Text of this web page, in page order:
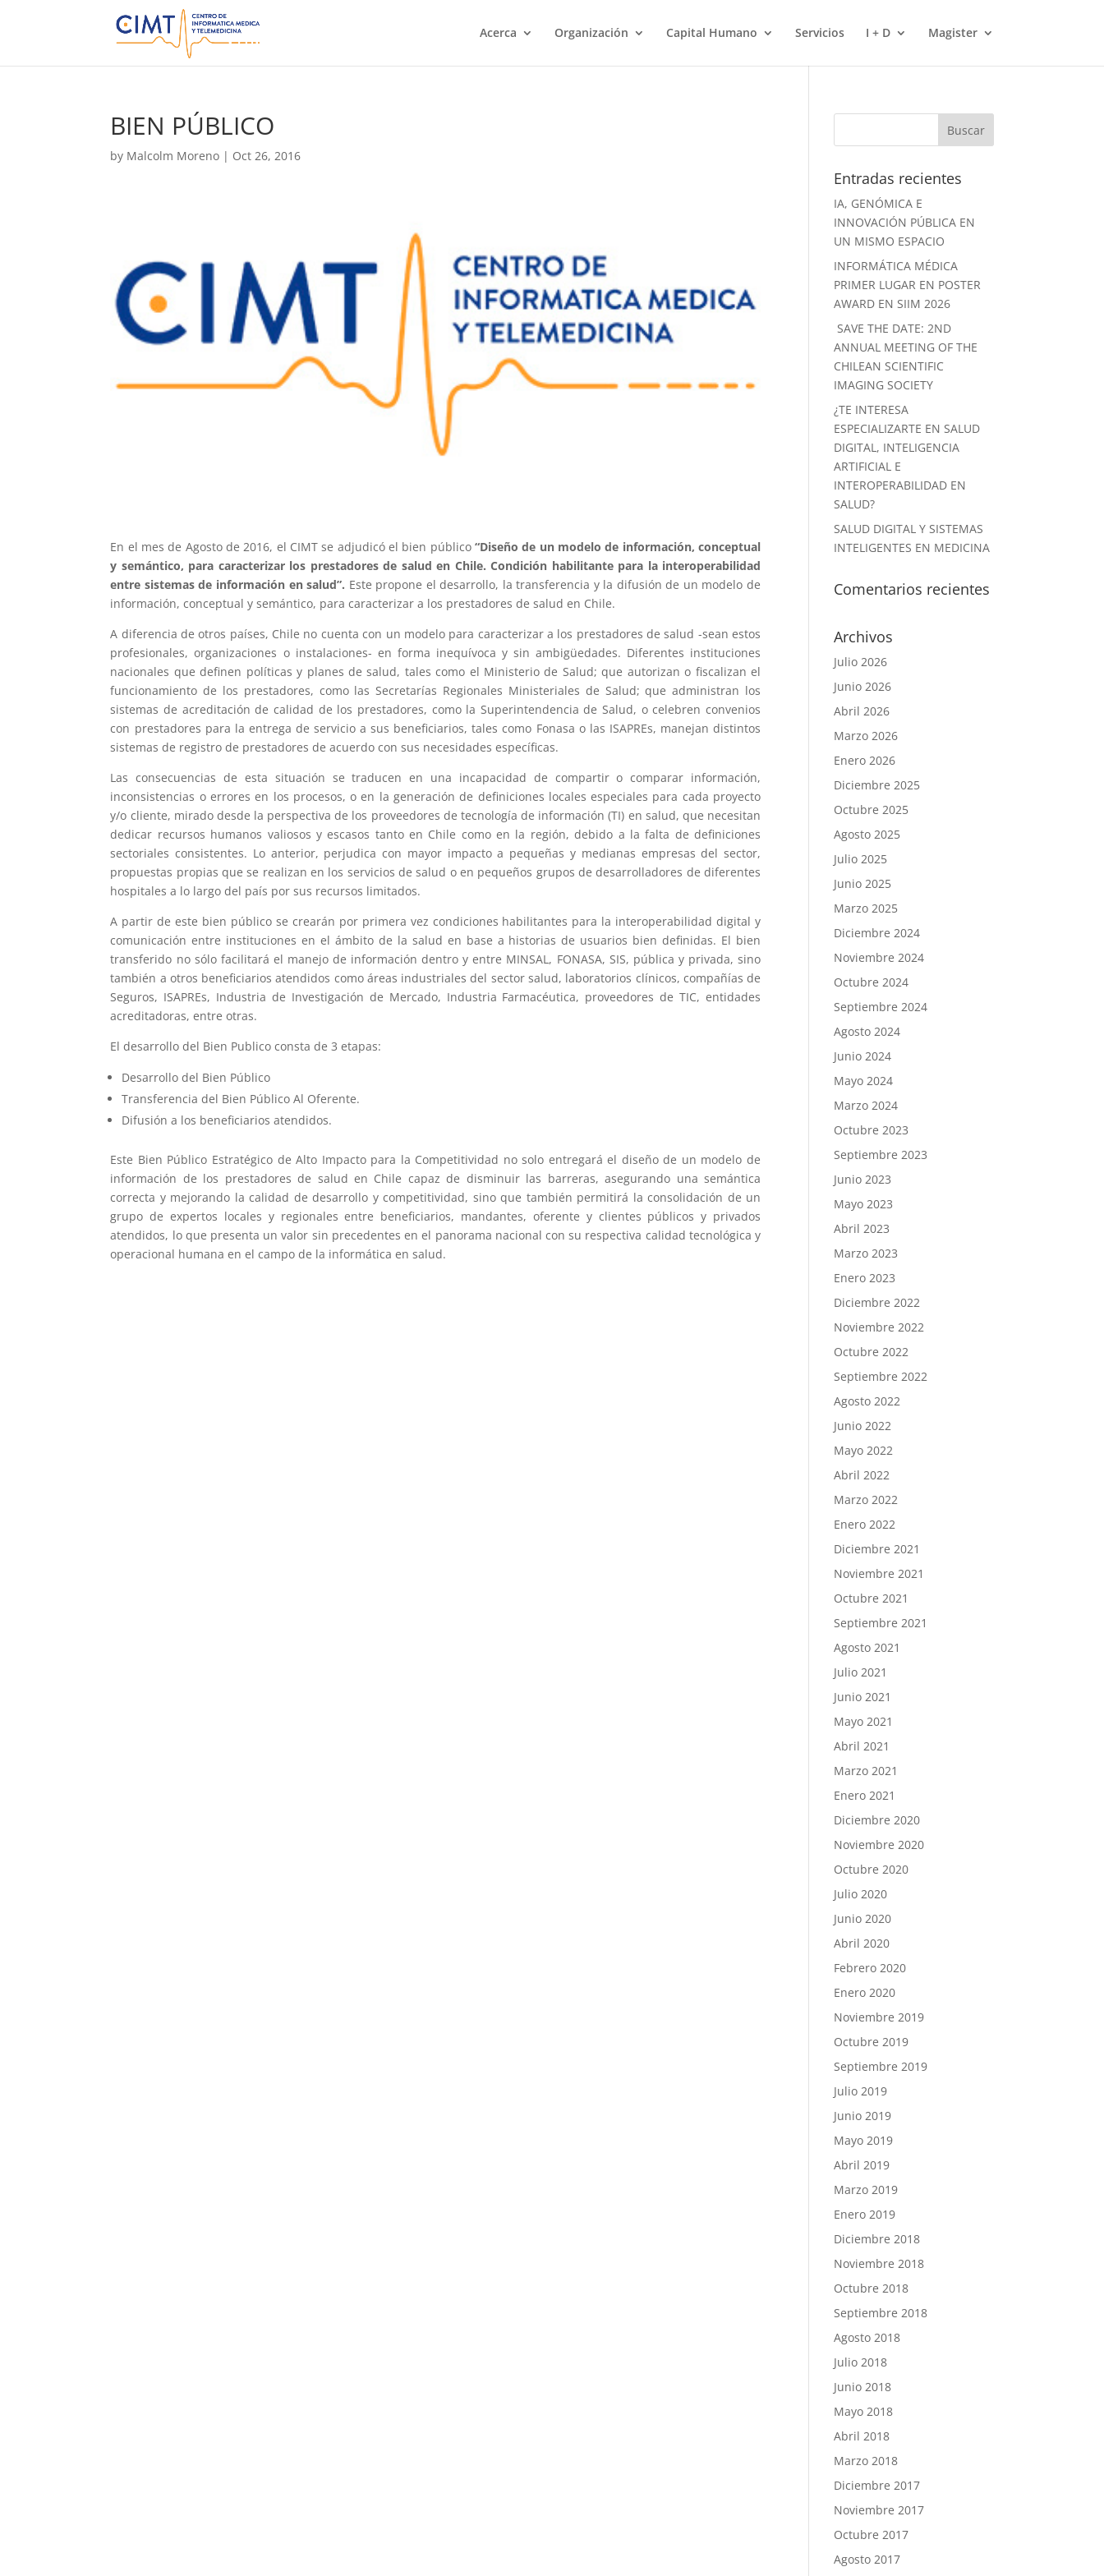
Acerca Organización Capital Humano Servicios I + D Magister
BIEN PÚBLICO
by Malcolm Moreno | Oct 26, 2016
En el mes de Agosto de 2016, el CIMT se adjudicó el bien público“Diseño de un modelo de información, conceptual
y semántico, para caracterizar los prestadores de salud en Chile. Condición habilitante para la interoperabilidad
entre sistemas de información en salud”. Este propone el desarrollo, la transferencia y la difusión de un modelo de
información, conceptual y semántico, para caracterizar a los prestadores de salud en Chile.
A diferencia de otros países, Chile no cuenta con un modelo para caracterizar a los prestadores de salud -sean estos
profesionales, organizaciones o instalaciones- en forma inequívoca y sin ambigüedades. Diferentes instituciones
nacionales que definen políticas y planes de salud, tales como el Ministerio de Salud; que autorizan o fiscalizan el
funcionamiento de los prestadores, como las Secretarías Regionales Ministeriales de Salud; que administran los
sistemas de acreditación de calidad de los prestadores, como la Superintendencia de Salud, o celebren convenios
con prestadores para la entrega de servicio a sus beneficiarios, tales como Fonasa o las ISAPREs, manejan distintos
sistemas de registro de prestadores de acuerdo con sus necesidades específicas.
Las consecuencias de esta situación se traducen en una incapacidad de compartir o comparar información,
inconsistencias o errores en los procesos, o en la generación de definiciones locales especiales para cada proyecto
y/o cliente, mirado desde la perspectiva de los proveedores de tecnología de información (TI) en salud, que necesitan
dedicar recursos humanos valiosos y escasos tanto en Chile como en la región, debido a la falta de definiciones
sectoriales consistentes. Lo anterior, perjudica con mayor impacto a pequeñas y medianas empresas del sector,
propuestas propias que se realizan en los servicios de salud o en pequeños grupos de desarrolladores de diferentes
hospitales a lo largo del país por sus recursos limitados.
A partir de este bien público se crearán por primera vez condiciones habilitantes para la interoperabilidad digital y
comunicación entre instituciones en el ámbito de la salud en base a historias de usuarios bien definidas. El bien
transferido no sólo facilitará el manejo de información dentro y entre MINSAL, FONASA, SIS, pública y privada, sino
también a otros beneficiarios atendidos como áreas industriales del sector salud, laboratorios clínicos, compañías de
Seguros, ISAPREs, Industria de Investigación de Mercado, Industria Farmacéutica, proveedores de TIC, entidades
acreditadoras, entre otras.
El desarrollo del Bien Publico consta de 3 etapas:
Desarrollo del Bien Público
Transferencia del Bien Público Al Oferente.
Difusión a los beneficiarios atendidos.
Este Bien Público Estratégico de Alto Impacto para la Competitividad no solo entregará el diseño de un modelo de
información de los prestadores de salud en Chile capaz de disminuir las barreras, asegurando una semántica
correcta y mejorando la calidad de desarrollo y competitividad, sino que también permitirá la consolidación de un
grupo de expertos locales y regionales entre beneficiarios, mandantes, oferente y clientes públicos y privados
atendidos, lo que presenta un valor sin precedentes en el panorama nacional con su respectiva calidad tecnológica y
operacional humana en el campo de la informática en salud.
Entradas recientes
IA, GENÓMICA E
INNOVACIÓN PÚBLICA EN
UN MISMO ESPACIO
INFORMÁTICA MÉDICA
PRIMER LUGAR EN POSTER
AWARD EN SIIM 2026
SAVE THE DATE: 2ND
ANNUAL MEETING OF THE
CHILEAN SCIENTIFIC
IMAGING SOCIETY
¿TE INTERESA
ESPECIALIZARTE EN SALUD
DIGITAL, INTELIGENCIA
ARTIFICIAL E
INTEROPERABILIDAD EN
SALUD?
SALUD DIGITAL Y SISTEMAS
INTELIGENTES EN MEDICINA
Comentarios recientes
Archivos
Julio 2026
Junio 2026
Abril 2026
Marzo 2026
Enero 2026
Diciembre 2025
Octubre 2025
Agosto 2025
Julio 2025
Junio 2025
Marzo 2025
Diciembre 2024
Noviembre 2024
Octubre 2024
Septiembre 2024
Agosto 2024
Junio 2024
Mayo 2024
Marzo 2024
Octubre 2023
Septiembre 2023
Junio 2023
Mayo 2023
Abril 2023
Marzo 2023
Enero 2023
Diciembre 2022
Noviembre 2022
Octubre 2022
Septiembre 2022
Agosto 2022
Junio 2022
Mayo 2022
Abril 2022
Marzo 2022
Enero 2022
Diciembre 2021
Noviembre 2021
Octubre 2021
Septiembre 2021
Agosto 2021
Julio 2021
Junio 2021
Mayo 2021
Abril 2021
Marzo 2021
Enero 2021
Diciembre 2020
Noviembre 2020
Octubre 2020
Julio 2020
Junio 2020
Abril 2020
Febrero 2020
Enero 2020
Noviembre 2019
Octubre 2019
Septiembre 2019
Julio 2019
Junio 2019
Mayo 2019
Abril 2019
Marzo 2019
Enero 2019
Diciembre 2018
Noviembre 2018
Octubre 2018
Septiembre 2018
Agosto 2018
Julio 2018
Junio 2018
Mayo 2018
Abril 2018
Marzo 2018
Diciembre 2017
Noviembre 2017
Octubre 2017
Agosto 2017